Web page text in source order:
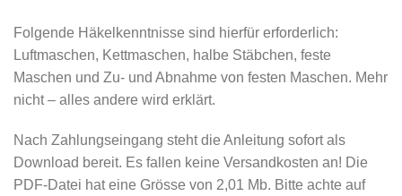
Folgende Häkelkenntnisse sind hierfür erforderlich:
Luftmaschen, Kettmaschen, halbe Stäbchen, feste
Maschen und Zu- und Abnahme von festen Maschen. Mehr
nicht – alles andere wird erklärt.
Nach Zahlungseingang steht die Anleitung sofort als
Download bereit. Es fallen keine Versandkosten an! Die
PDF-Datei hat eine Grösse von 2,01 Mb. Bitte achte auf